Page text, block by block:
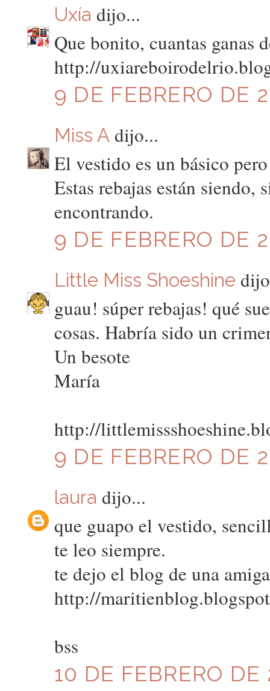
Uxía dijo...
Que bonito, cuantas ganas
http://
9 DE FEBRERO DE
Miss Adijo...
El vestido es un básico
Estas rebajas están siendo,
encontrando.
9 DE FEBRERO DE
Little Miss Shoeshine
guau! súper rebajas! qué
cosas. Habría sido un
Un besote
María
http://
9 DE FEBRERO DE
laura dijo...
que guapo el vestido,
te leo siempre.
te dejo el blog de una
http://
bss
10 DE FEBRERO DE